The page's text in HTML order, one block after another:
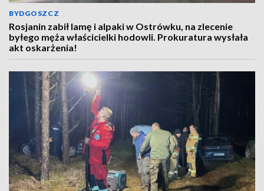
BYDGOSZCZ
Rosjanin zabił lamę i alpaki w Ostrówku, na zlecenie
byłego męża właścicielki hodowli. Prokuratura wysłała
akt oskarżenia!